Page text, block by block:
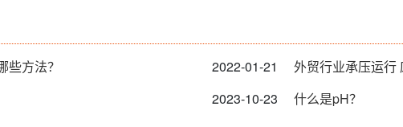
方法？ 2022-01-21 外贸行业承压运行
2023-10-23 什么是pH？